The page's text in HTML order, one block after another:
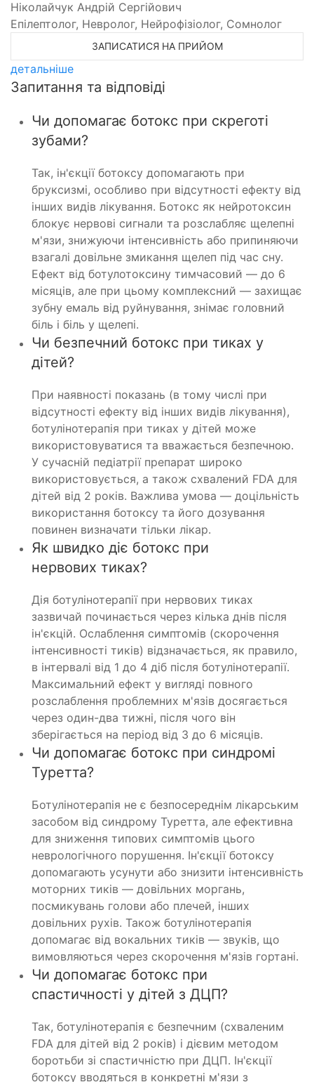
Ніколайчук Андрій Сергійович
Епілептолог, Невролог, Нейрофізіолог, Сомнолог
ЗАПИСАТИСЯ НА ПРИЙОМ
детальніше
Запитання та відповіді
Чи допомагає ботокс при скреготі
зубами?
Так, ін'єкції ботоксу допомагають при
бруксизмі, особливо при відсутності ефекту від
інших видів лікування. Ботокс як нейротоксин
блокує нервові сигнали та розслабляє щелепні
м'язи, знижуючи інтенсивність або припиняючи
взагалі довільне змикання щелеп під час сну.
Ефект від ботулотоксину тимчасовий — до 6
місяців, але при цьому комплексний — захищає
зубну емаль від руйнування, знімає головний
біль і біль у щелепі.
Чи безпечний ботокс при тиках у
дітей?
При наявності показань (в тому числі при
відсутності ефекту від інших видів лікування),
ботулінотерапія при тиках у дітей може
використовуватися та вважається безпечною.
У сучасній педіатрії препарат широко
використовується, а також схвалений FDA для
дітей від 2 років. Важлива умова — доцільність
використання ботоксу та його дозування
повинен визначати тільки лікар.
Як швидко діє ботокс при
нервових тиках?
Дія ботулінотерапії при нервових тиках
зазвичай починається через кілька днів після
ін'єкцій. Ослаблення симптомів (скорочення
інтенсивності тиків) відзначається, як правило,
в інтервалі від 1 до 4 діб після ботулінотерапії.
Максимальний ефект у вигляді повного
розслаблення проблемних м'язів досягається
через один-два тижні, після чого він
зберігається на період від 3 до 6 місяців.
Чи допомагає ботокс при синдромі
Туретта?
Ботулінотерапія не є безпосереднім лікарським
засобом від синдрому Туретта, але ефективна
для зниження типових симптомів цього
неврологічного порушення. Ін'єкції ботоксу
допомагають усунути або знизити інтенсивність
моторних тиків — довільних моргань,
посмикувань голови або плечей, інших
довільних рухів. Також ботулінотерапія
допомагає від вокальних тиків — звуків, що
вимовляються через скорочення м'язів гортані.
Чи допомагає ботокс при
спастичності у дітей з ДЦП?
Так, ботулінотерапія є безпечним (схваленим
FDA для дітей від 2 років) і дієвим методом
боротьби зі спастичністю при ДЦП. Ін'єкції
ботоксу вводяться в конкретні м'язи з